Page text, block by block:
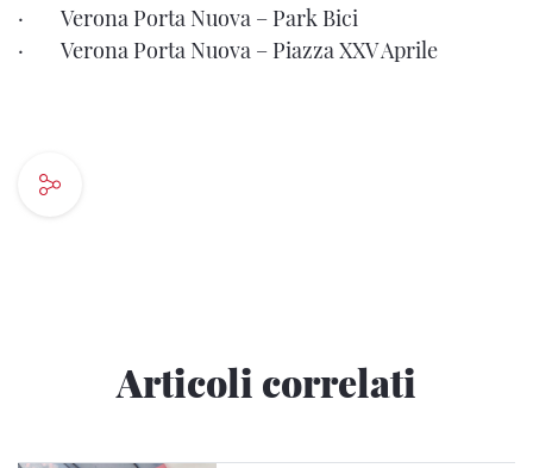
· Verona Porta Nuova – Park Bici
· Verona Porta Nuova – Piazza XXV Aprile
Articoli correlati